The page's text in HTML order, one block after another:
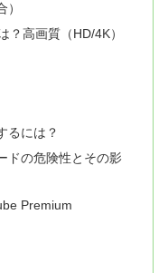
？高画質（HD/4K）
るには？
ドの危険性とその影
Premium